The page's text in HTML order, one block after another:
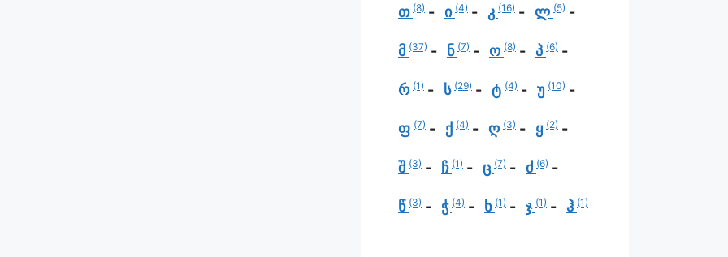
თ (8) ი (4) კ (16) ლ (5)
მ (37) ნ (7) ო (8) პ (6)
რ (1) ს (29) ტ (4) უ (10)
ფ (7) ქ (4) ღ (3) ყ (2)
შ (3) ჩ (1) ც (7) ძ (6)
წ (3) ჭ (4) ხ (1) ჯ (1) ჰ (1)